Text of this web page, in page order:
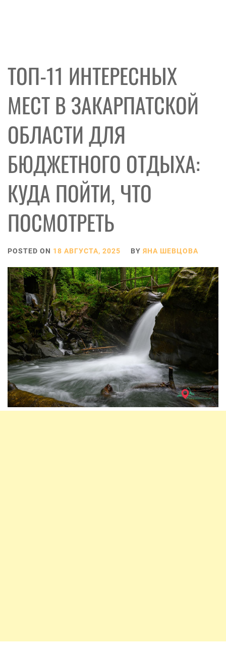
ТОП-11 ИНТЕРЕСНЫХ
МЕСТ В ЗАКАРПАТСКОЙ
ОБЛАСТИ ДЛЯ
БЮДЖЕТНОГО ОТДЫХА:
КУДА ПОЙТИ, ЧТО
ПОСМОТРЕТЬ
POSTED ON 18 АВГУСТА, 2025 BY ЯНА ШЕВЦОВА